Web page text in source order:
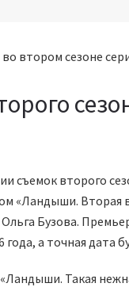
съемок второго
«Ландыши. Вторая
Ольга Бузова.
а точная дата
Такая